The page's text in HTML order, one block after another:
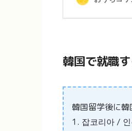
韓国で就職
韓国留学後に韓
1. 잡코리아 /